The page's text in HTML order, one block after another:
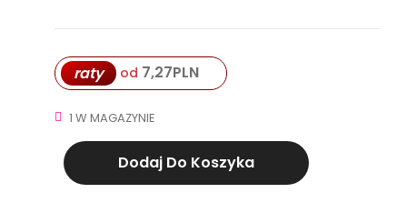
raty od 7,27PLN
1 W MAGAZYNIE
ilość
Mitenki
Dodaj Do Koszyka